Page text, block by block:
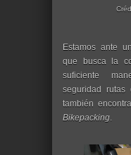
Estamos ante
que busca la
suficiente
seguridad
también
Bikepacking.